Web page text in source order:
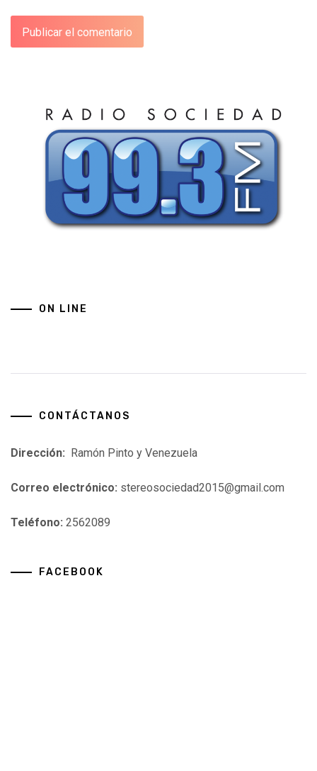
ON LINE
CONTÁCTANOS
Dirección: Ramón Pinto y Venezuela
Correo electrónico: stereosociedad2015@gmail.com
Teléfono: 2562089
FACEBOOK